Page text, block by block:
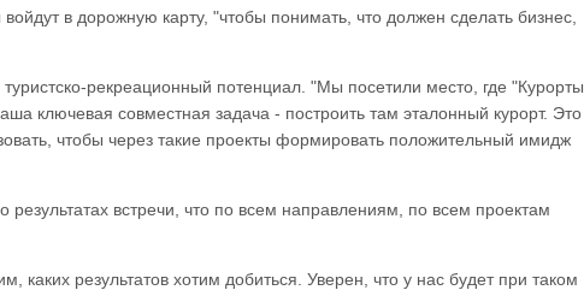
в дорожную карту, "чтобы понимать, что должен сделать бизнес,
рекреационный потенциал. "Мы посетили место, где "Курорты
ключевая совместная задача - построить там эталонный курорт. Это
чтобы через такие проекты формировать положительный имидж
встречи, что по всем направлениям, по всем проектам
каких результатов хотим добиться. Уверен, что у нас будет при таком